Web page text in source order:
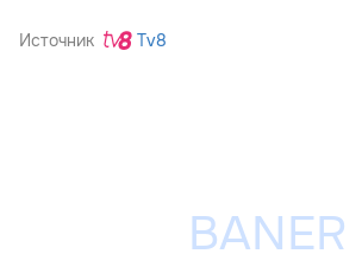
Источник Tv8